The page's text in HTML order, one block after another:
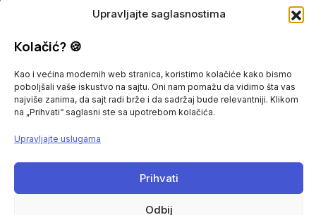
Upravljajte saglasnostima
Kolačić? 🍪
Kao i većina modernih web stranica, koristimo kolačiće kako bismo
poboljšali vaše iskustvo na sajtu. Oni nam pomažu da vidimo šta vas
najviše zanima, da sajt radi brže i da sadržaj bude relevantniji. Klikom
na „Prihvati“ saglasni ste sa upotrebom kolačića.
Upravljajte uslugama
Prihvati
Odbij
MARKETING
Email: marketing@prnjavorinfo.com
Telefon:(+387)065 955 355
POŠALJI VIJEST
Imate vijest za nas? Javite nam se na
redakcija@prnjavorinfo.com